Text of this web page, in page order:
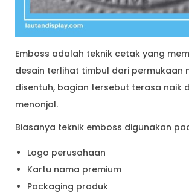
Emboss adalah teknik cetak yang
desain terlihat timbul dari permukaan
disentuh, bagian tersebut terasa naik
menonjol.
Biasanya teknik emboss digunakan
Logo perusahaan
Kartu nama premium
Packaging produk